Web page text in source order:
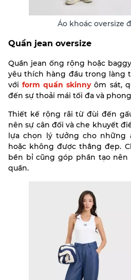
Áo khoác oversize
Quần jean oversize
Quần jean ống rộng hoặc
yêu thích hàng đầu trong làng
vớiform quần skinnyôm sát,
đến sự thoải mái tối đa và
Thiết kế rộng rãi từ đùi đến
nên sự cân đối và che khuyết
lựa chọn lý tưởng cho những
hoặc không được thẳng đẹp.
bền bỉ cũng góp phần tạo
quần.